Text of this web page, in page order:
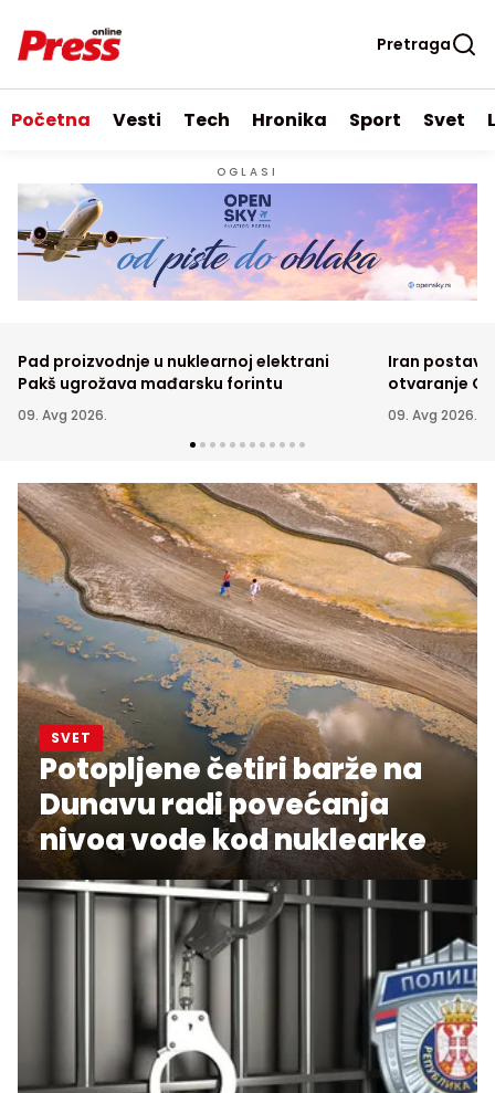
Pretraga
Početna Vesti Tech Hronika Sport Svet
OGLASI
Pad proizvodnje u nuklearnoj elektrani
Pakš ugrožava mađarsku forintu
09. Avg 2026.
Iran
otvaranje
09. Avg 2026.
SVET
Potopljene četiri barže na
Dunavu radi povećanja
nivoa vode kod nuklearke